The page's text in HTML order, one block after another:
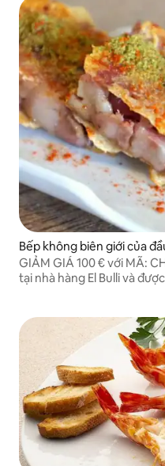
Bếp không biên giới của
GIẢM GIÁ 100 € với MÃ:
tại nhà hàng El Bulli và